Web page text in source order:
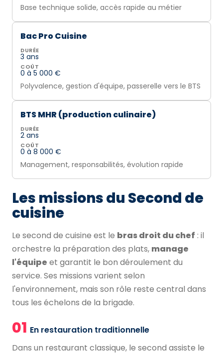
Base technique solide, accès rapide au métier
Bac Pro Cuisine
DURÉE
3 ans
COÛT
0 à 5 000 €
Polyvalence, gestion d'équipe, passerelle vers le BTS
BTS MHR (production culinaire)
DURÉE
2 ans
COÛT
0 à 8 000 €
Management, responsabilités, évolution rapide
Les missions du Second de
cuisine
Le second de cuisine est le bras droit du chef : il
orchestre la préparation des plats, manage
l'équipe et garantit le bon déroulement du
service. Ses missions varient selon
l'environnement, mais son rôle reste central dans
tous les échelons de la brigade.
01 En restauration traditionnelle
Dans un restaurant classique, le second assiste le